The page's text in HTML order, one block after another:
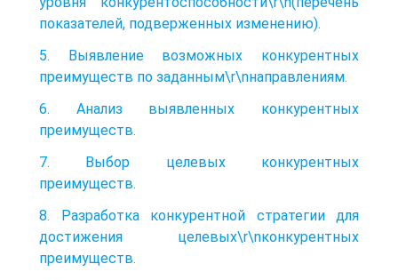
показателей, подверженных изменению).
5. Выявление возможных конкурентных
преимуществ по заданным\r\nнаправлениям.
6. Анализ выявленных конкурентных
преимуществ.
7. Выбор целевых конкурентных
преимуществ.
8. Разработка конкурентной стратегии для
достижения целевых\r\nконкурентных
преимуществ.